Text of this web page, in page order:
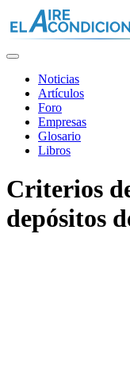
al
contenido
principal
Noticias
Artículos
Foro
Empresas
Glosario
Libros
Criterios
depósitos